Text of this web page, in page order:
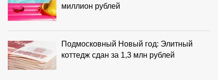
миллион рублей
Подмосковный Новый год: Элитный
коттедж сдан за 1,3 млн рублей